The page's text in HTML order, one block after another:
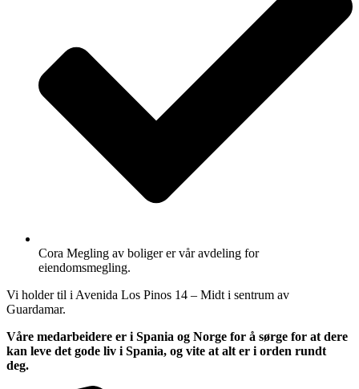
Cora Megling av boliger er vår avdeling for
eiendomsmegling.
Vi holder til i Avenida Los Pinos 14 – Midt i sentrum av
Guardamar.
Våre medarbeidere er i Spania og Norge for å sørge for at dere
kan leve det gode liv i Spania, og vite at alt er i orden rundt
deg.